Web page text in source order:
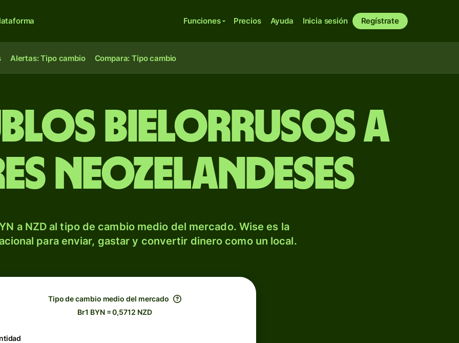
Funciones Precios Ayuda Inicia sesión Regístrate
Alertas: Tipo cambio Compara: Tipo cambio
bielorrusos a
neozelandeses
a NZD al tipo de cambio medio del mercado. Wise es la
para enviar, gastar y convertir dinero como un local.
Tipo de cambio medio del mercado
Br1 BYN = 0,5712 NZD